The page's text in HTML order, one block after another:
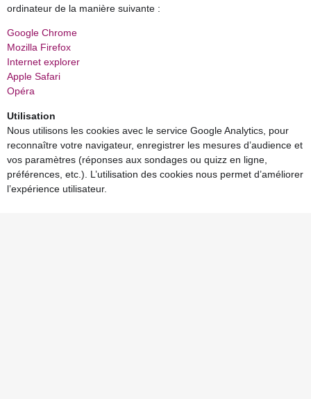
ordinateur de la manière suivante :
Google Chrome
Mozilla Firefox
Internet explorer
Apple Safari
Opéra
Utilisation
Nous utilisons les cookies avec le service Google Analytics, pour
reconnaître votre navigateur, enregistrer les mesures d’audience et
vos paramètres (réponses aux sondages ou quizz en ligne,
préférences, etc.). L’utilisation des cookies nous permet d’améliorer
l’expérience utilisateur.